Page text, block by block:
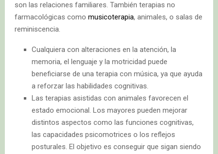
son las relaciones familiares. También terapias no
farmacológicas como musicoterapia, animales, o salas de
reminiscencia.
Cualquiera con alteraciones en la atención, la
memoria, el lenguaje y la motricidad puede
beneficiarse de una terapia con música, ya que ayuda
a reforzar las habilidades cognitivas.
Las terapias asistidas con animales favorecen el
estado emocional. Los mayores pueden mejorar
distintos aspectos como las funciones cognitivas,
las capacidades psicomotrices o los reflejos
posturales. El objetivo es conseguir que sigan siendo